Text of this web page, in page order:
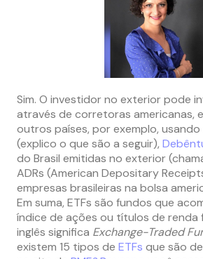
Sim. O investidor no exterior pode
através de corretoras americanas,
outros países, por exemplo, usando
(explico o que são a seguir),
do Brasil emitidas no exterior
ADRs (American Depositary
empresas brasileiras na bolsa
Em suma, ETFs são fundos que
índice de ações ou títulos de renda
inglês significa Exchange-Traded
existem 15 tipos de ETFs que são